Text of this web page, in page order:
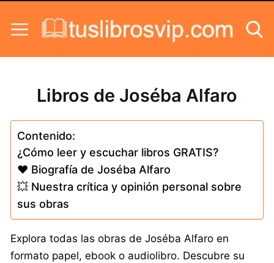
Libros de Joséba Alfaro
Contenido:
¿Cómo leer y escuchar libros GRATIS?
❤️ Biografía de Joséba Alfaro
💥 Nuestra crítica y opinión personal sobre
sus obras
Explora todas las obras de Joséba Alfaro en
formato papel, ebook o audiolibro. Descubre su